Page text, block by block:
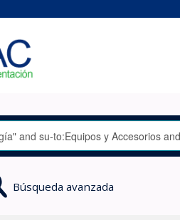
Búsqueda avanzada